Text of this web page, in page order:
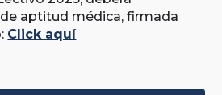
aptitud médica, firmada
Click aquí